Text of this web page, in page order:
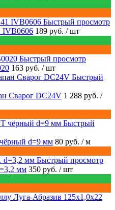
Быстрый просмотр
IVB0606 189 руб. / шт
Быстрый просмотр
163 руб. / шт
Быстрый
Сварог DC24V 1 288 руб. /
Быстрый
d=9 мм 80 руб. / м
Быстрый просмотр
мм 350 руб. / шт